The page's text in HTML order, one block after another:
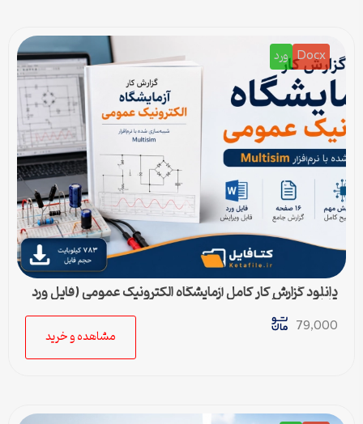
Docx ورد
دانلود گزارش کار کامل آزمایشگاه الکترونیک عمومی (فایل ورد
قابل ویرایش)
79,000
مشاهده و خرید